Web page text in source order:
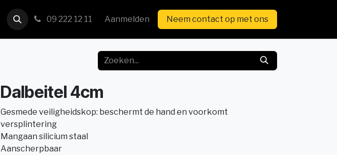
09 222 12 11 Aanmelden Neem contact op met ons
Dalbeitel 4cm
Gesmede veiligheidskop: beschermt de hand en voorkomt
versplintering
Mangaan silicium staal
Aanscherpbaar